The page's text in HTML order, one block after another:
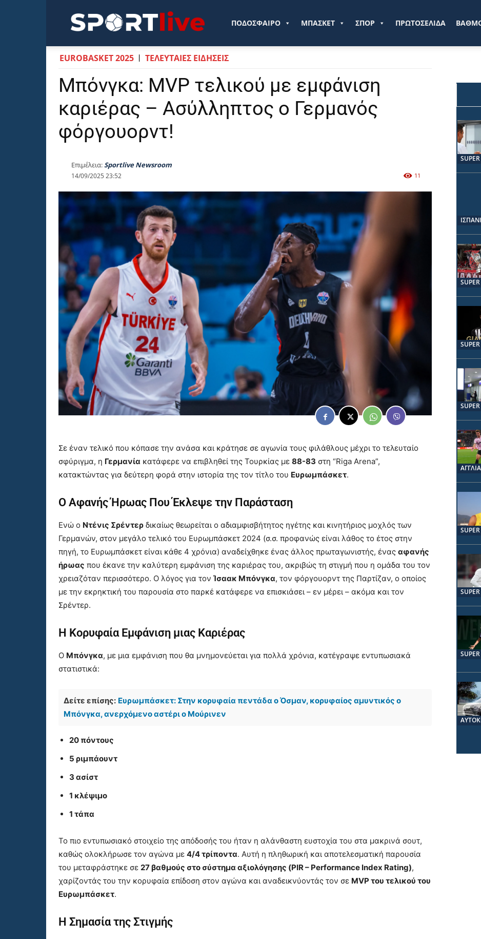
Sportlive.grΠΟΔΟΣΦΑΙΡΟ ΜΠΑΣΚΕΤ ΣΠΟΡ ΠΡΩΤΟΣΕΛΙΔΑ
EUROBASKET 2025 ΤΕΛΕΥΤΑΙΕΣ ΕΙΔΗΣΕΙΣ
Μπόνγκα: MVP τελικού με εμφάνιση
καριέρας – Ασύλληπτος ο Γερμανός
φόργουορντ!
Επιμέλεια:Sportlive Newsroom
14/09/2025 23:52 11
Σε έναν τελικό που κόπασε την ανάσα και κράτησε σε αγωνία τους φιλάθλους μέχρι το τελευταίο
σφύριγμα, η Γερμανία κατάφερε να επιβληθεί της Τουρκίας με 88-83 στη “Riga Arena”,
κατακτώντας για δεύτερη φορά στην ιστορία της τον τίτλο του Ευρωμπάσκετ.
Ο Αφανής Ήρωας Που Έκλεψε την Παράσταση
Ενώ ο Ντένις Σρέντερ δικαίως θεωρείται ο αδιαμφισβήτητος ηγέτης και κινητήριος μοχλός των
Γερμανών, στον μεγάλο τελικό του Ευρωμπάσκετ 2024 (σ.σ. προφανώς είναι λάθος το έτος στην
πηγή, το Ευρωμπάσκετ είναι κάθε 4 χρόνια) αναδείχθηκε ένας άλλος πρωταγωνιστής, ένας αφανής
ήρωας που έκανε την καλύτερη εμφάνιση της καριέρας του, ακριβώς τη στιγμή που η ομάδα του τον
χρειαζόταν περισσότερο. Ο λόγος για τον Ίσαακ Μπόνγκα, τον φόργουορντ της Παρτίζαν, ο οποίος
με την εκρηκτική του παρουσία στο παρκέ κατάφερε να επισκιάσει – εν μέρει – ακόμα και τον
Σρέντερ.
Η Κορυφαία Εμφάνιση μιας Καριέρας
Ο Μπόνγκα, με μια εμφάνιση που θα μνημονεύεται για πολλά χρόνια, κατέγραψε εντυπωσιακά
στατιστικά:
Δείτε επίσης: Ευρωμπάσκετ: Στην κορυφαία πεντάδα ο Όσμαν, κορυφαίος αμυντικός ο
Μπόνγκα, ανερχόμενο αστέρι ο Μούρινεν
20 πόντους
5 ριμπάουντ
3 ασίστ
1 κλέψιμο
1 τάπα
Το πιο εντυπωσιακό στοιχείο της απόδοσής του ήταν η αλάνθαστη ευστοχία του στα μακρινά σουτ,
καθώς ολοκλήρωσε τον αγώνα με 4/4 τρίποντα. Αυτή η πληθωρική και αποτελεσματική παρουσία
του μεταφράστηκε σε 27 βαθμούς στο σύστημα αξιολόγησης (PIR – Performance Index Rating),
χαρίζοντάς του την κορυφαία επίδοση στον αγώνα και αναδεικνύοντάς τον σε MVP του τελικού του
Ευρωμπάσκετ.
Η Σημασία της Στιγμής
ΑΓΓΛΙΑ